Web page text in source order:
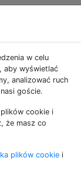
OS
w celu
aby wyświetlać
analizować ruch
goście.
cookie i
że masz co
plików cookie i